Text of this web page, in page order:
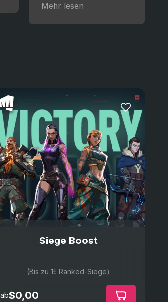
manage your new
my Xbox account!!!
Mehr lesen
Siege Boost
(Bis zu 15 Ranked-Siege)
ab$0,00